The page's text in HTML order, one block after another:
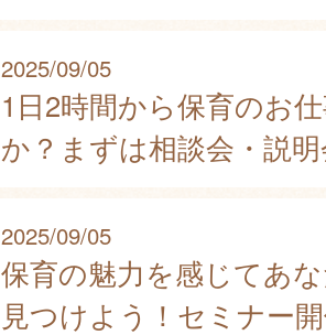
2025/09/05
1日2時間から保育のお
か？まずは相談会・説明
2025/09/05
保育の魅力を感じてあ
見つけよう！セミナー